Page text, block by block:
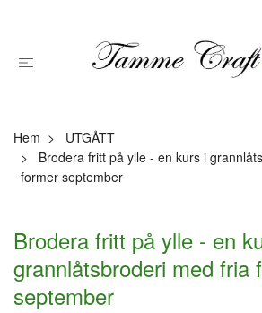
Hem
UTGÅTT
Brodera fritt på ylle - en kurs i
former september
Brodera fritt på ylle - en
grannlåtsbroderi med fria
september